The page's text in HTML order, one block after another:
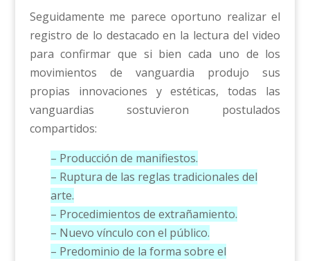
Seguidamente me parece oportuno realizar el
registro de lo destacado en la lectura del video
para confirmar que si bien cada uno de los
movimientos de vanguardia produjo sus
propias innovaciones y estéticas, todas las
vanguardias sostuvieron postulados
compartidos:
– Producción de manifiestos.
– Ruptura de las reglas tradicionales del
arte.
– Procedimientos de extrañamiento.
– Nuevo vínculo con el público.
– Predominio de la forma sobre el